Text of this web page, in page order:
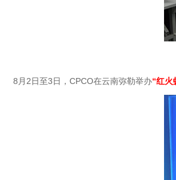
8月2日至3日，CPCO在云南弥勒举办“红火